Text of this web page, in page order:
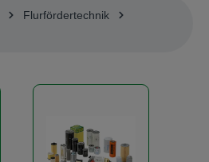
Flurfördertechnik